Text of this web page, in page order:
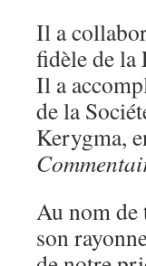
Il a
fidèle de la
Il a
de la
Kerygma,
Au nom de
son